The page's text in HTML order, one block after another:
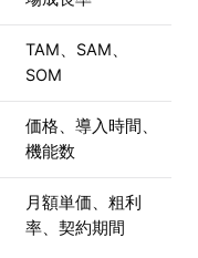
TAM、SAM、
SOM
価格、導入時間、
機能数
月額単価、粗利
率、契約期間